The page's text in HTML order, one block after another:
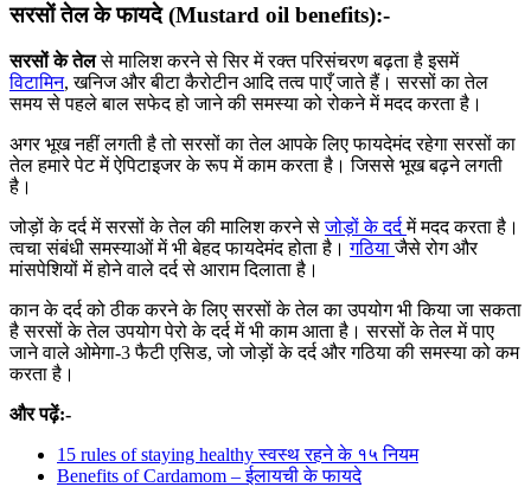
सरसों तेल के फायदे(Mustard oil benefits):-
सरसों के तेलसे मालिश करने से सिर में रक्त परिसंचरण बढ़ता है इसमें
विटामिन, खनिज और बीटा कैरोटीन आदि तत्व पाएँ जाते हैं। सरसों का तेल
समय से पहले बाल सफेद हो जाने की समस्या को रोकने में मदद करता है।
अगर भूख नहीं लगती है तो सरसों का तेल आपके लिए फायदेमंद रहेगा सरसों का
तेल हमारे पेट में ऐपिटाइजर के रूप में काम करता है। जिससे भूख बढ़ने लगती
है।
जोड़ों के दर्द में सरसों के तेल की मालिश करने सेजोड़ों के दर्दमें मदद करता है।
त्वचा संबंधी समस्याओं में भी बेहद फायदेमंद होता है।गठियाजैसे रोग और
मांसपेशियों में होने वाले दर्द से आराम दिलाता है।
कान के दर्द को ठीक करने के लिए सरसों के तेल का उपयोग भी किया जा सकता
है सरसों के तेल उपयोग पेरो के दर्द में भी काम आता है। सरसों के तेल में पाए
जाने वाले ओमेगा-3 फैटी एसिड, जो जोड़ों के दर्द और गठिया की समस्या को कम
करता है।
और पढ़ें:-
15 rules of staying healthy स्वस्थ रहने के १५ नियम
Benefits of Cardamom – ईलायची के फायदे